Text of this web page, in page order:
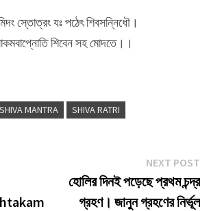
স্তোত্রং যঃ পঠেৎ শিবসন্নিধৌ।
শিবেন সহ মোদতে।।
SHIVA MANTRA SHIVA RATRI
NEXT POST
হোলির দিনই পড়েছে প্রথম চন্দ্র
গ্রহণ। জানুন গ্রহণের নির্ভূল